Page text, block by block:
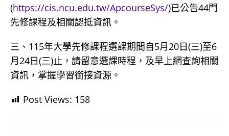
(https://cis.ncu.edu.tw/ApcourseSys/)已公告44門
先修課程及相關認抵資訊。
三、115年大學先修課程選課期間自5月20日(三)至6
月24日(三)止，請留意選課時程，及早上網查詢相關
資訊，掌握學習銜接資源。
Post Views: 158